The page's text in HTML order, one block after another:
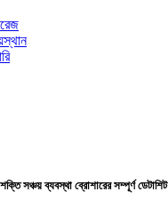
সঞ্চয় ব্যবস্থা ব্রোশারের সম্পূর্ণ ডেটাশিট